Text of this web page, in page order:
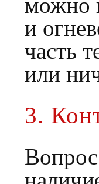
можно
и
часть
или
3.